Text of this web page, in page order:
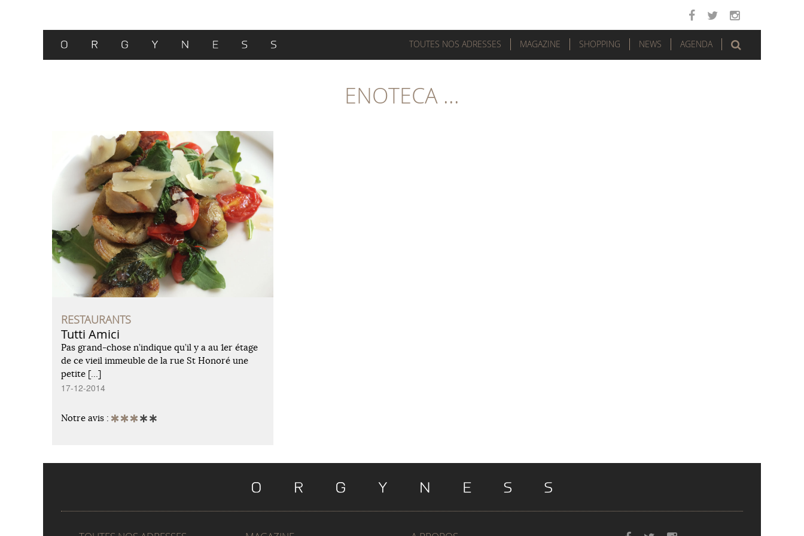
TOUTES NOS ADRESSES MAGAZINE SHOPPING NEWS AGENDA
ENOTECA ...
RESTAURANTS
Tutti Amici
Pas grand-chose n’indique qu’il y a au 1er étage
de ce vieil immeuble de la rue St Honoré une
petite […]
17-12-2014
Notre avis :